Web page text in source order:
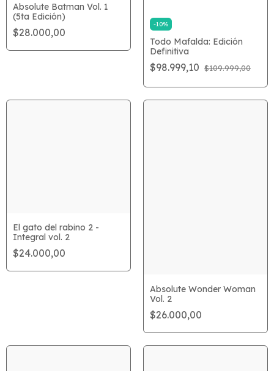
Absolute Batman Vol. 1
(5ta Edición)
$28.000,00
-10%
Todo Mafalda: Edición
Definitiva
$98.999,10 $109.999,00
El gato del rabino 2 -
Integral vol. 2
$24.000,00
Absolute Wonder Woman
Vol. 2
$26.000,00